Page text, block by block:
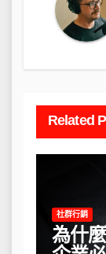
Related
社群行銷
為什